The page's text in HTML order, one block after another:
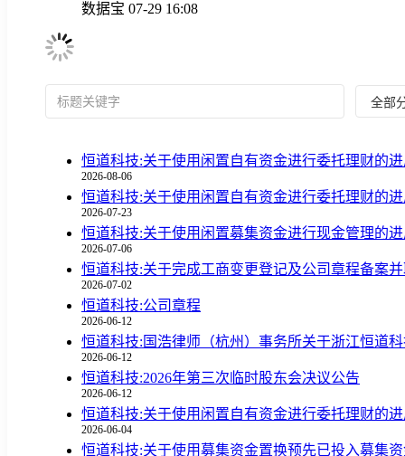
数据宝 07-29 16:08
没有更多了...
恒道科技:关于使用闲置自有资金进行委托理财的
2026-08-06
恒道科技:关于使用闲置自有资金进行委托理财的
2026-07-23
恒道科技:关于使用闲置募集资金进行现金管理的
2026-07-06
恒道科技:关于完成工商变更登记及公司章程备案
2026-07-02
恒道科技:公司章程
2026-06-12
恒道科技:国浩律师（杭州）事务所关于浙江恒道
2026-06-12
恒道科技:2026年第三次临时股东会决议公告
2026-06-12
恒道科技:关于使用闲置自有资金进行委托理财的
2026-06-04
恒道科技:关于使用募集资金置换预先已投入募集